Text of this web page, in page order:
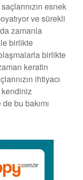
esnek
ve sürekli
zamanla
birlikte
birlikte
keratin
ihtiyacı
kendiniz
bu bakımı